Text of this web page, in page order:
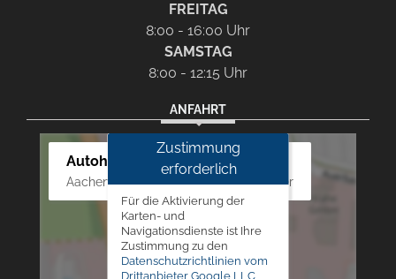
FREITAG
8:00 - 16:00 Uhr
SAMSTAG
8:00 - 12:15 Uhr
ANFAHRT
Autohaus Westphal
Aachener Str. 84 - 88, 52249 Eschweiler
Zustimmung
erforderlich
Für die Aktivierung der
Karten- und
Navigationsdienste ist Ihre
Zustimmung zu den
Datenschutzrichtlinien vom
Drittanbieter Google LLC